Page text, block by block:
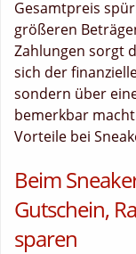
Gesamtpreis
größeren
Zahlungen sorgt
sich der
sondern über
bemerkbar
Vorteile bei
Beim
Gutschein,
sparen